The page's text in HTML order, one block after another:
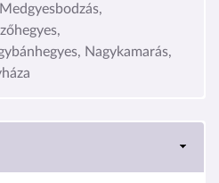
Nagykamarás,